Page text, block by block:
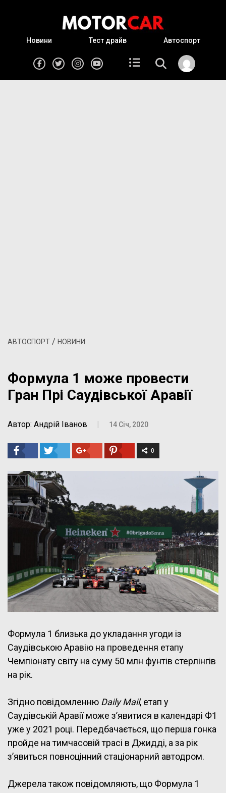
Новини Тест драйв Автоспорт
АВТОСПОРТ / НОВИНИ
Формула 1 може провести
Гран Прі Саудівської Аравії
Автор: Андрій Іванов | 14 Січ, 2020
0
Формула 1 близька до укладання угоди із
Саудівською Аравію на проведення етапу
Чемпіонату світу на суму 50 млн фунтів стерлінгів
на рік.
Згідно повідомленню Daily Mail, етап у
Саудівській Аравії може з’явитися в календарі Ф1
уже у 2021 році. Передбачається, що перша гонка
пройде на тимчасовій трасі в Джидді, а за рік
з’явиться повноцінний стаціонарний автодром.
Джерела також повідомляють, що Формула 1